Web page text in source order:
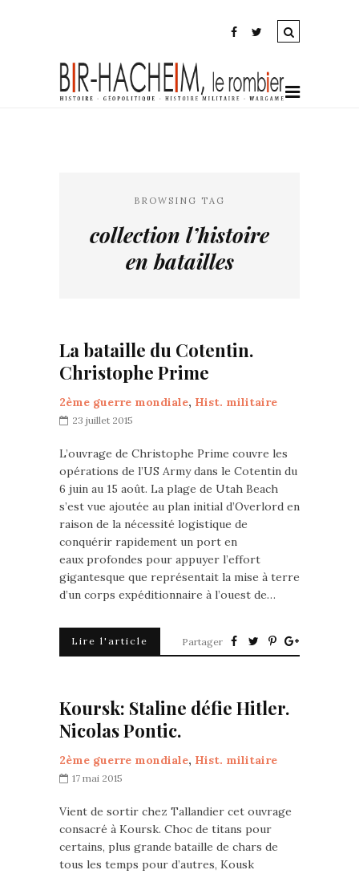
BROWSING TAG
collection l’histoire
en batailles
La bataille du Cotentin.
Christophe Prime
2ème guerre mondiale, Hist. militaire
23 juillet 2015
L’ouvrage de Christophe Prime couvre les
opérations de l’US Army dans le Cotentin du
6 juin au 15 août. La plage de Utah Beach
s’est vue ajoutée au plan initial d’Overlord en
raison de la nécessité logistique de
conquérir rapidement un port en
eaux profondes pour appuyer l’effort
gigantesque que représentait la mise à terre
d’un corps expéditionnaire à l’ouest de…
Lire l'article Partager
Koursk: Staline défie Hitler.
Nicolas Pontic.
2ème guerre mondiale, Hist. militaire
17 mai 2015
Vient de sortir chez Tallandier cet ouvrage
consacré à Koursk. Choc de titans pour
certains, plus grande bataille de chars de
tous les temps pour d’autres, Kousk